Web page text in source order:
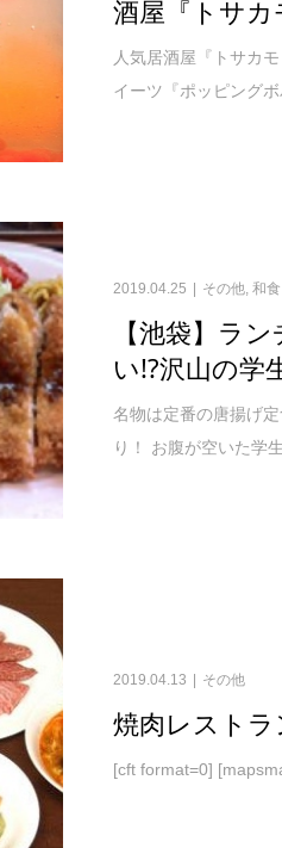
酒屋『トサカ
人気居酒屋『トサカ
イーツ『ポッピング
2019.04.25 その他,和食
【池袋】ラ
い!?沢山の学
名物は定番の唐揚げ
り！ お腹が空いた学
2019.04.13 その他
焼肉レスト
[cft format=0]